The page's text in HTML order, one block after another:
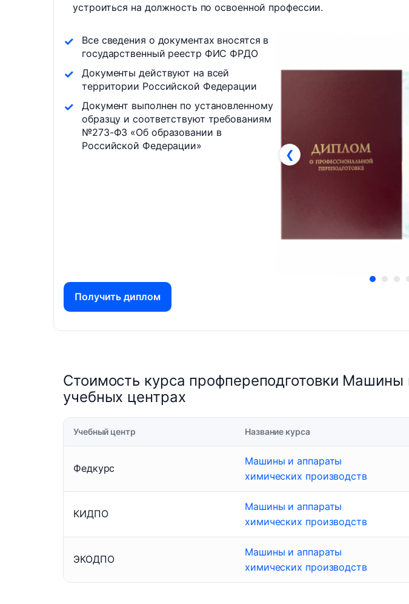
устроиться на должность по освоенной профессии.
Все сведения о документах вносятся в
государственный реестр ФИС ФРДО
Документы действуют на всей
территории Российской Федерации
Документ выполнен по установленному
образцу и соответствуют требованиям
№273-ФЗ «Об образовании в
Российской Федерации»
❮
Получить диплом
Стоимость курса профпереподготовки
учебных центрах
Учебный центр Название курса
Федкурс
Машины и аппараты
химических производств
КИДПО
Машины и аппараты
химических производств
ЭКОДПО
Машины и аппараты
химических производств